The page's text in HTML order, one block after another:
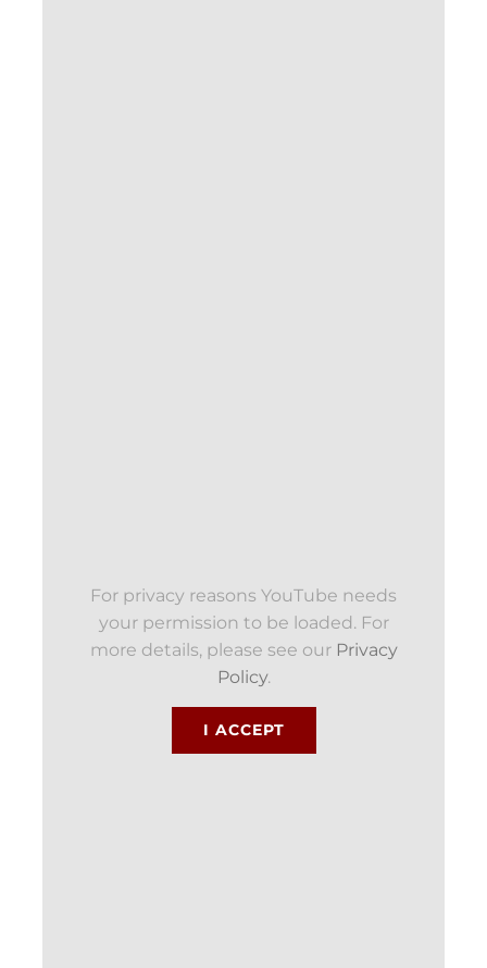
For privacy reasons YouTube needs
your permission to be loaded. For
more details, please see our Privacy
Policy.
I ACCEPT